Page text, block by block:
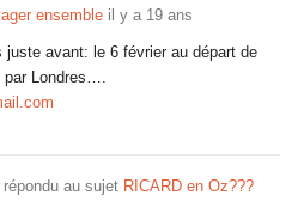
ensemble il y a 19 ans
juste avant: le 6 février au départ de
par Londres….
répondu au sujet RICARD en Oz???